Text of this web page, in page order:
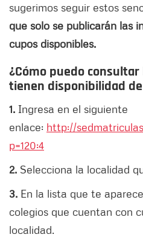
sugerimos seguir estos
que solo se publicarán las
cupos disponibles.
¿Cómo puedo consultar
tienen disponibilidad
1. Ingresa en el siguiente
enlace: http://
p=120:4
2. Selecciona la localidad
3. En la lista que te
colegios que cuentan con
localidad.